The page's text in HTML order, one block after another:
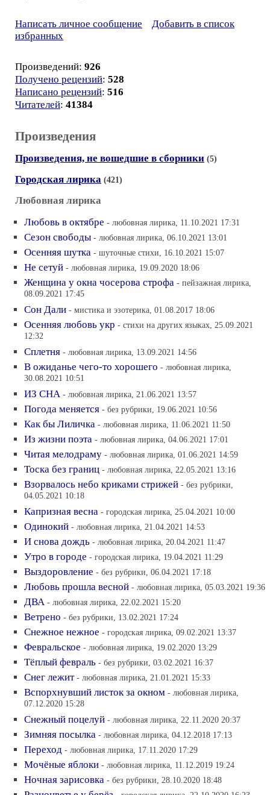
Написать личное сообщение
Добавить в список
избранных
Произведений: 926
Получено рецензий: 528
Написано рецензий: 516
Читателей: 41384
Произведения
Произведения, не вошедшие в сборники (5)
Городская лирика (421)
Любовная лирика
Любовь в октябре - любовная лирика, 11.10.2021 17:31
Сезон свободы - любовная лирика, 06.10.2021 13:01
Осенняя шутка - шуточные стихи, 16.10.2021 15:07
Не сетуй - любовная лирика, 19.09.2020 18:06
Женщина у окна чосерова строфа - пейзажная лирика,
08.09.2021 17:45
Сон Дали - мистика и эзотерика, 01.08.2017 18:06
Осенняя любовь укр - стихи на других языках, 25.09.2021
12:32
Сплетня - любовная лирика, 13.09.2021 14:56
В ожиданье чего-то хорошего - любовная лирика,
30.08.2021 10:51
ИЗ СНА - любовная лирика, 21.06.2021 13:57
Погода меняется - без рубрики, 19.06.2021 10:56
Как бы Лиличка - любовная лирика, 11.06.2021 11:50
Из жизни поэта - любовная лирика, 04.06.2021 17:01
Читая мелодраму - любовная лирика, 01.06.2021 14:59
Тоска без границ - любовная лирика, 22.05.2021 13:16
Взорвалось небо криками стрижей - без рубрики,
04.05.2021 10:18
Капризная весна - городская лирика, 25.04.2021 10:00
Одинокий - любовная лирика, 21.04.2021 14:53
И снова дождь - любовная лирика, 20.04.2021 11:47
Утро в городе - городская лирика, 19.04.2021 11:29
Выздоровление - без рубрики, 06.04.2021 17:18
Любовь прошла весной - любовная лирика, 05.03.2021 19:36
ДВА - любовная лирика, 22.02.2021 15:20
Ветрено - без рубрики, 13.02.2021 17:24
Снежное нежное - городская лирика, 09.02.2021 13:37
Февральское - любовная лирика, 19.02.2020 13:29
Тёплый февраль - без рубрики, 03.02.2021 16:37
Снег лежит - любовная лирика, 21.01.2021 15:33
Вспорхнувший листок за окном - любовная лирика,
07.12.2020 15:28
Снежный поцелуй - любовная лирика, 22.11.2020 20:37
Зимняя посылка - любовная лирика, 04.12.2018 17:13
Переход - любовная лирика, 17.11.2020 17:29
Мочёные яблоки - любовная лирика, 11.12.2019 19:24
Ночная зарисовка - без рубрики, 28.10.2020 18:48